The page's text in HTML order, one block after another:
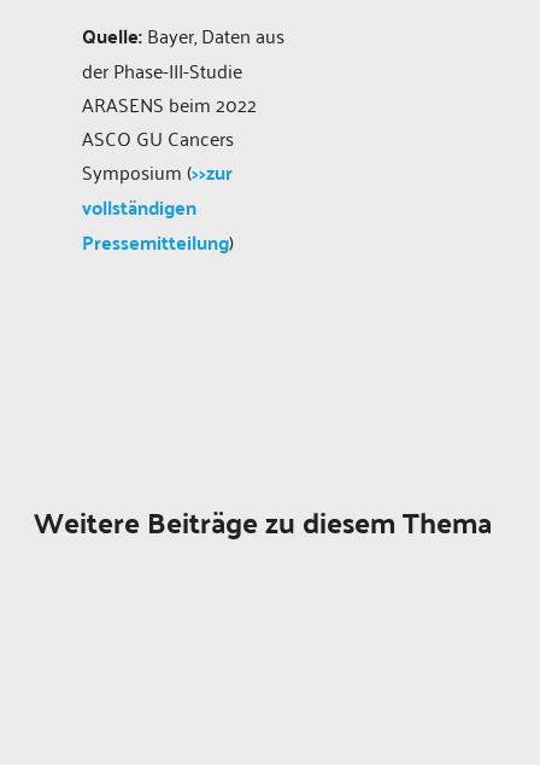
Quelle:Bayer, Daten aus
der Phase-III-Studie
ARASENS beim 2022
ASCO GU Cancers
Symposium (>>zur
vollständigen
Pressemitteilung)
Weitere Beiträge zu diesem Thema